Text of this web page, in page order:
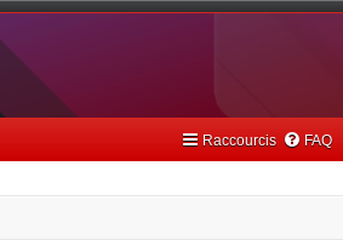
Raccourcis FAQ